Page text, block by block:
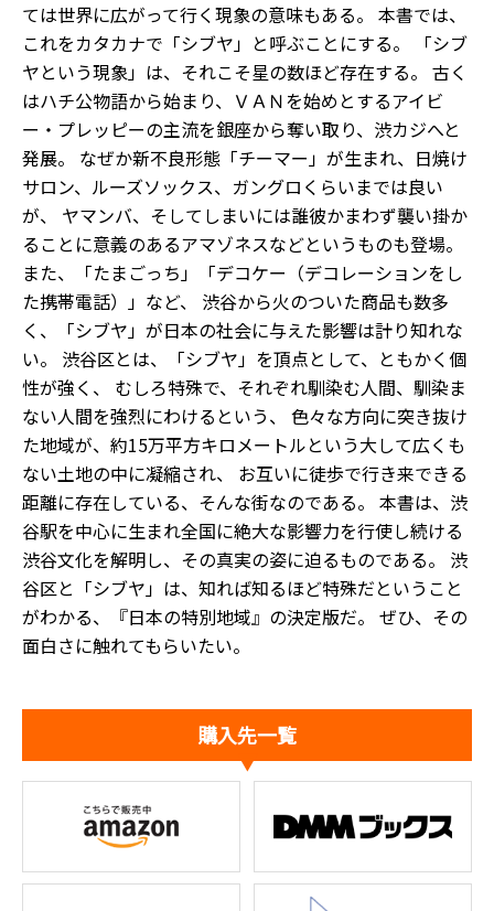
ては世界に広がって行く現象の意味もある。 本書では、
これをカタカナで「シブヤ」と呼ぶことにする。 「シブ
ヤという現象」は、それこそ星の数ほど存在する。 古く
はハチ公物語から始まり、ＶＡＮを始めとするアイビ
ー・プレッピーの主流を銀座から奪い取り、渋カジへと
発展。 なぜか新不良形態「チーマー」が生まれ、日焼け
サロン、ルーズソックス、ガングロくらいまでは良い
が、 ヤマンバ、そしてしまいには誰彼かまわず襲い掛か
ることに意義のあるアマゾネスなどというものも登場。
また、「たまごっち」「デコケー（デコレーションをし
た携帯電話）」など、 渋谷から火のついた商品も数多
く、「シブヤ」が日本の社会に与えた影響は計り知れな
い。 渋谷区とは、「シブヤ」を頂点として、ともかく個
性が強く、 むしろ特殊で、それぞれ馴染む人間、馴染ま
ない人間を強烈にわけるという、 色々な方向に突き抜け
た地域が、約15万平方キロメートルという大して広くも
ない土地の中に凝縮され、 お互いに徒歩で行き来できる
距離に存在している、そんな街なのである。 本書は、渋
谷駅を中心に生まれ全国に絶大な影響力を行使し続ける
渋谷文化を解明し、その真実の姿に迫るものである。 渋
谷区と「シブヤ」は、知れば知るほど特殊だということ
がわかる、『日本の特別地域』の決定版だ。 ぜひ、その
面白さに触れてもらいたい。
購入先一覧